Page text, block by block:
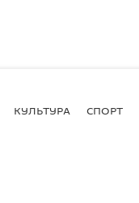
КУЛЬТУРА СПОРТ